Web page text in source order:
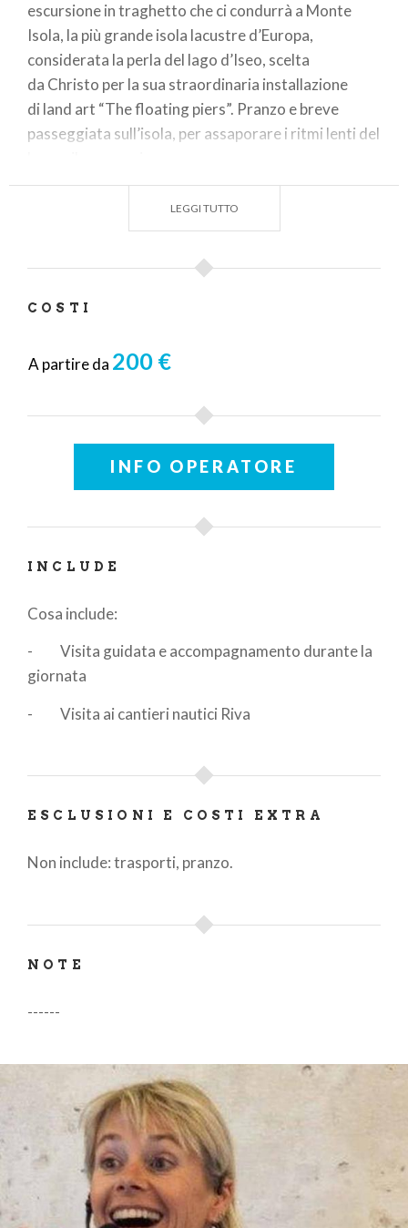
escursione in traghetto che ci condurrà a Monte
Isola, la più grande isola lacustre d’Europa,
considerata la perla del lago d’Iseo, scelta
da Christo per la sua straordinaria installazione
di land art “The floating piers”. Pranzo e breve
passeggiata sull’isola, per assaporare i ritmi lenti del
LEGGI TUTTO
COSTI
A partire da 200 €
INFO OPERATORE
INCLUDE
Cosa include:
- Visita guidata e accompagnamento durante la
giornata
- Visita ai cantieri nautici Riva
ESCLUSIONI E COSTI EXTRA
Non include: trasporti, pranzo.
NOTE
------